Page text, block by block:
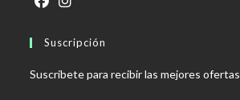
abre
una
abre
una
Suscripción
Suscríbete para recibir las mejores ofertas